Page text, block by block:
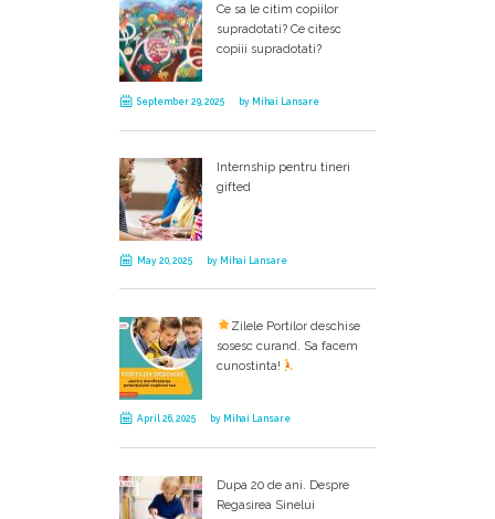
Ce sa le citim copiilor
supradotati? Ce citesc
copiii supradotati?
September 29, 2025 by Mihai Lansare
Internship pentru tineri
gifted
May 20, 2025 by Mihai Lansare
Zilele Portilor deschise
sosesc curand. Sa facem
cunostinta!
April 26, 2025 by Mihai Lansare
Dupa 20 de ani. Despre
Regasirea Sinelui